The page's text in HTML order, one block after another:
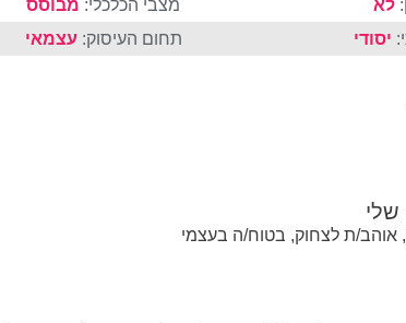
לא מצבי הכלכלי: מבוסס
יסודי תחום העיסוק: עצמאי
שלי
אוהב/ת לצחוק, בטוח/ה בעצמי